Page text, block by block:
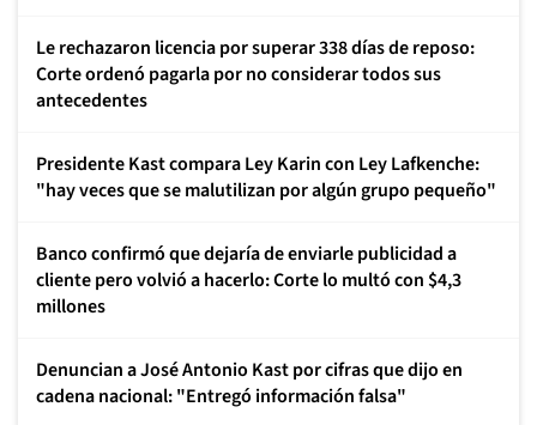
Le rechazaron licencia por superar 338 días de reposo:
Corte ordenó pagarla por no considerar todos sus
antecedentes
Presidente Kast compara Ley Karin con Ley Lafkenche:
"hay veces que se malutilizan por algún grupo pequeño"
Banco confirmó que dejaría de enviarle publicidad a
cliente pero volvió a hacerlo: Corte lo multó con $4,3
millones
Denuncian a José Antonio Kast por cifras que dijo en
cadena nacional: "Entregó información falsa"